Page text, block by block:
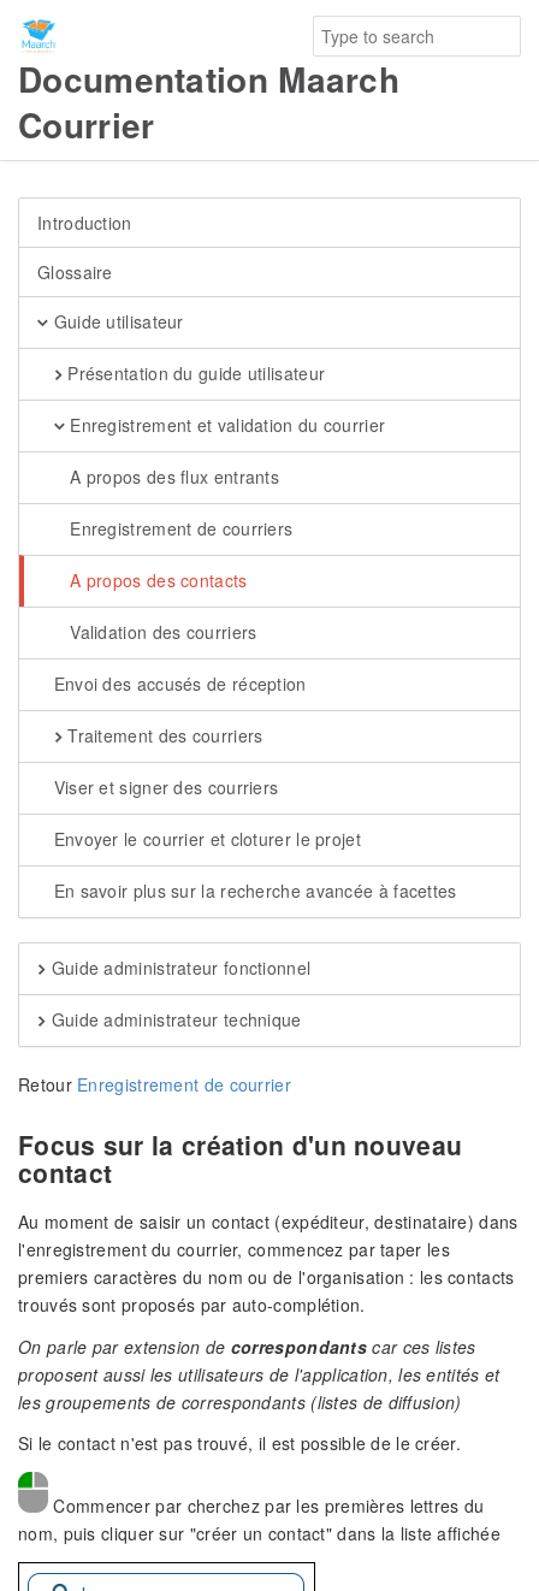
Documentation Maarch
Courrier
Introduction
Glossaire
Guide utilisateur
Présentation du guide utilisateur
Enregistrement et validation du courrier
A propos des flux entrants
Enregistrement de courriers
A propos des contacts
Validation des courriers
Envoi des accusés de réception
Traitement des courriers
Viser et signer des courriers
Envoyer le courrier et cloturer le projet
En savoir plus sur la recherche avancée à facettes
Guide administrateur fonctionnel
Guide administrateur technique
Retour Enregistrement de courrier
Focus sur la création d'un nouveau
contact
Au moment de saisir un contact (expéditeur, destinataire) dans
l'enregistrement du courrier, commencez par taper les
premiers caractères du nom ou de l'organisation : les contacts
trouvés sont proposés par auto-complétion.
On parle par extension de correspondants car ces listes
proposent aussi les utilisateurs de l'application, les entités et
les groupements de correspondants (listes de diffusion)
Si le contact n'est pas trouvé, il est possible de le créer.
Commencer par cherchez par les premières lettres du
nom, puis cliquer sur "créer un contact" dans la liste affichée